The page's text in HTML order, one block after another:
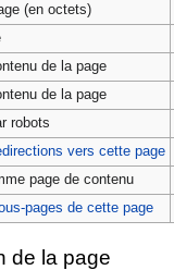
(en octets)
de la page
de la page
robots
vers cette page
page de contenu
pages de cette page
de la page